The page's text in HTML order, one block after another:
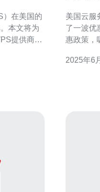
本文将为
Vultr等。
美国云服务器优惠
了一波优
惠政策，
的价格和更优质的服
2025年6